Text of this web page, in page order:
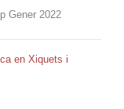
Gener 2022
en Xiquets i